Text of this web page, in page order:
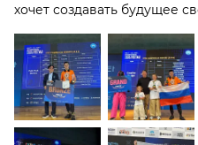
хочет создавать будущее